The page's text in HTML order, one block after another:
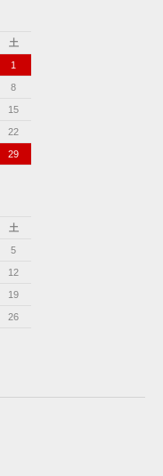
土
1
8
15
22
29
土
5
12
19
26